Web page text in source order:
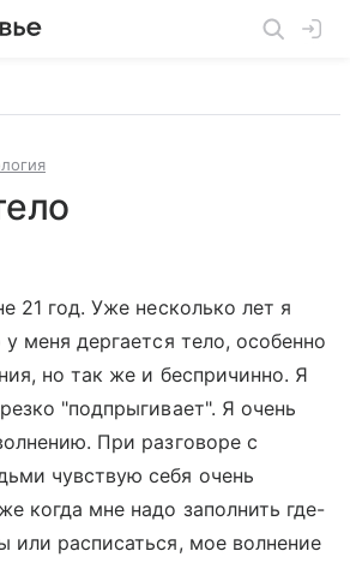
21 год. Уже несколько лет я
меня дергается тело, особенно
но так же и беспричинно. Я
"подпрыгивает". Я очень
При разговоре с
чувствую себя очень
когда мне надо заполнить где-
или расписаться, мое волнение